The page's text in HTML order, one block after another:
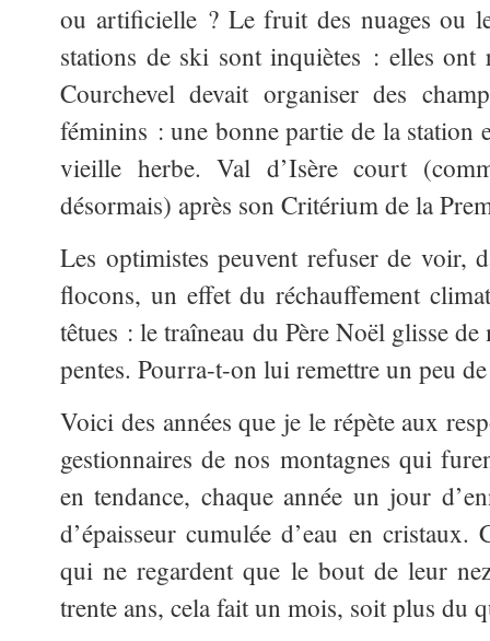
ou artificielle ? Le fruit des nuages ou
stations de ski sont inquiètes : elles
Courchevel devait organiser des
féminins : une bonne partie de la station
vieille herbe. Val d’Isère court
désormais) après son Critérium de la
Les optimistes peuvent refuser de voir,
flocons, un effet du réchauffement
têtues : le traîneau du Père Noël glisse
pentes. Pourra-t-on lui remettre un peu
Voici des années que je le répète aux
gestionnaires de nos montagnes qui
en tendance, chaque année un jour
d’épaisseur cumulée d’eau en
qui ne regardent que le bout de leur
trente ans, cela fait un mois, soit plus du